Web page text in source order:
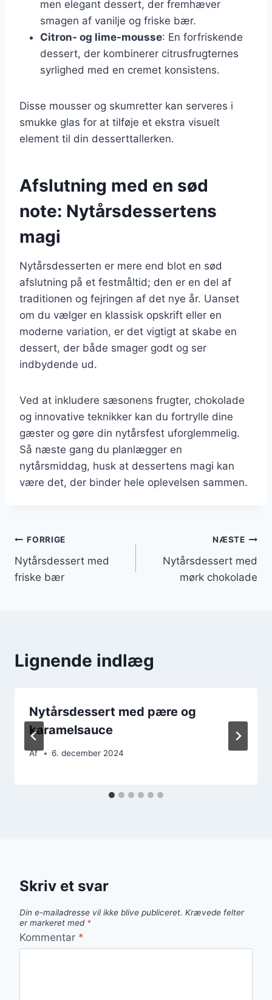
men elegant dessert, der fremhæver
smagen af vanilje og friske bær.
Citron- og lime-mousse: En forfriskende
dessert, der kombinerer citrusfrugternes
syrlighed med en cremet konsistens.
Disse mousser og skumretter kan serveres i
smukke glas for at tilføje et ekstra visuelt
element til din desserttallerken.
Afslutning med en sød
note: Nytårsdessertens
magi
Nytårsdesserten er mere end blot en sød
afslutning på et festmåltid; den er en del af
traditionen og fejringen af det nye år. Uanset
om du vælger en klassisk opskrift eller en
moderne variation, er det vigtigt at skabe en
dessert, der både smager godt og ser
indbydende ud.
Ved at inkludere sæsonens frugter, chokolade
og innovative teknikker kan du fortrylle dine
gæster og gøre din nytårsfest uforglemmelig.
Så næste gang du planlægger en
nytårsmiddag, husk at dessertens magi kan
være det, der binder hele oplevelsen sammen.
Indlægsnavigation
FORRIGE
Nytårsdessert med
friske bær
NÆSTE
Nytårsdessert med
mørk chokolade
Lignende indlæg
Nytårsdessert med pære og
karamelsauce
Af 6. december 2024
Skriv et svar
Din e-mailadresse vil ikke blive publiceret. Krævede felter
er markeret med *
Kommentar *